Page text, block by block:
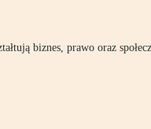
biznes, prawo oraz